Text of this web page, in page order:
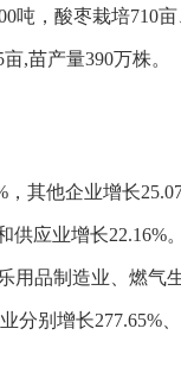
吨，酸枣栽培710
,苗产量390万株。
其他企业增长
供应业增长22.16%
用品制造业、燃气
别增长277.65%、